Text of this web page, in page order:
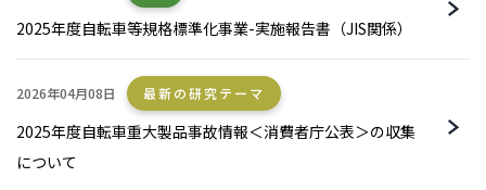
2025年度自転車等規格標準化事業-実施報告書（JIS関係）
2026年04月08日 最新の研究テーマ
2025年度自転車重大製品事故情報＜消費者庁公表＞の収集
について